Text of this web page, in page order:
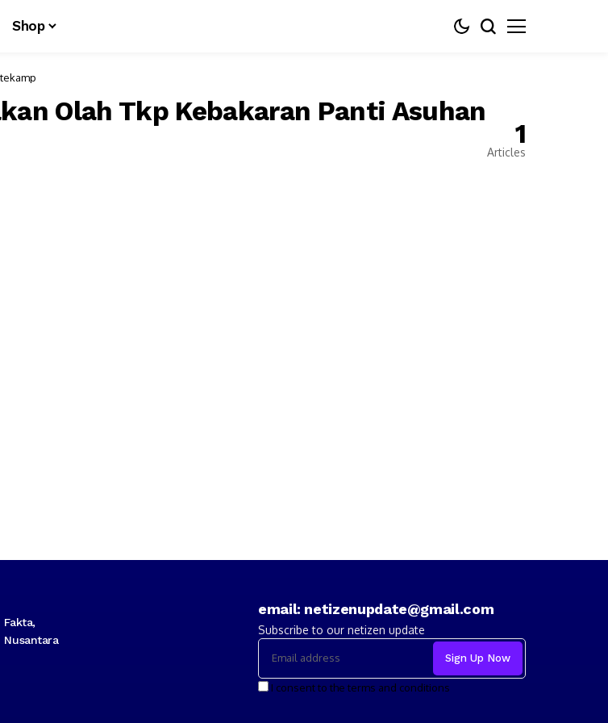
Shop
Olah Tkp Kebakaran Panti Asuhan
1
Articles
Fakta,
Nusantara
email: netizenupdate@gmail.com
Subscribe to our netizen update
I consent to the terms and conditions